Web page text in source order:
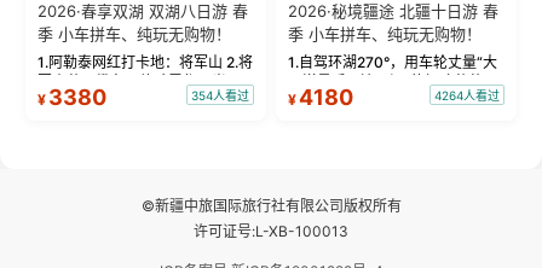
2026·春享双湖 双湖八日游 春
季 小车拼车、纯玩无购物！
1.阿勒泰网红打卡地：将军山 2.将
军山落日缆车，体验雪都风光 3.
将军山，夕阳派对，蹦迪party 4.
¥ 3380 354人看过
2026·秘境疆途 北疆十日游 春
季 小车拼车、纯玩无购物！
1.自驾环湖270°，用车轮丈量“大
西洋最后一滴眼泪”的极致蔚蓝，
让雪山、花海与深邃湖水在转弯
¥4180 4264人看过
©新疆中旅国际旅行社有限公司版权所有
许可证号:L-XB-100013